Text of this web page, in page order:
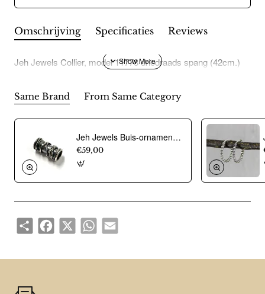
Omschrijving Specificaties Reviews
Jeh Jewels Collier, model 11778 driedraads spang (42cm.)
Same Brand From Same Category
Jeh Jewels Buis-ornament voor collier, zilver model 18939 (26mm.breed) - 12488
€59,00
ShareFacebook
X WhatsAppEmail